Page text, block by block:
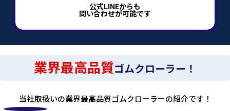
公式LINEからも
問い合わせが可能です
業界最高品質ゴムクローラー！
当社取扱いの業界最高品質ゴムクローラーの紹介です！